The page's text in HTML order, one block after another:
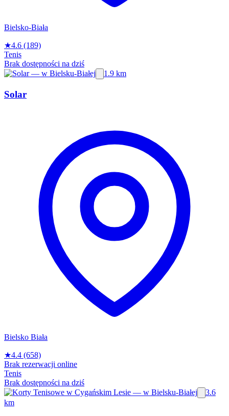
Bielsko-Biała
★4.6 (189)
Tenis
Brak dostępności na dziś
1.9 km
Solar
Bielsko Biała
★4.4 (658)
Brak rezerwacji online
Tenis
Brak dostępności na dziś
3.6
km